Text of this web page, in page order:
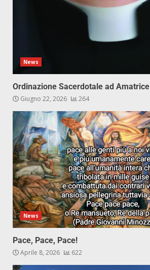
News
Ordinazione Sacerdotale ad Amatrice
Giugno 22, 2026 264
News
Pace, Pace, Pace!
Aprile 8, 2026 622